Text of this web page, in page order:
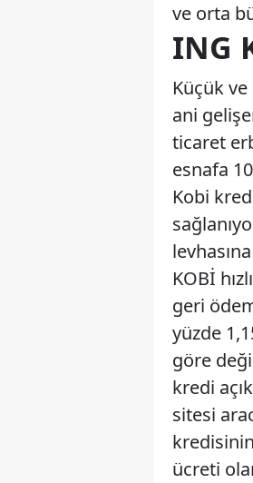
ve orta
ING
Küçük
ani
ticaret
esnafa
Kobi
KOBİ
geri
yüzde
göre
kredi
sitesi
ücreti